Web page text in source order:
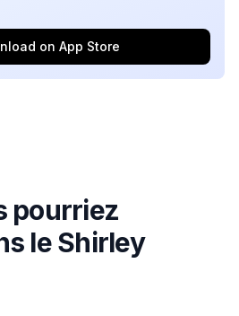
on App Store
pourriez
leShirley